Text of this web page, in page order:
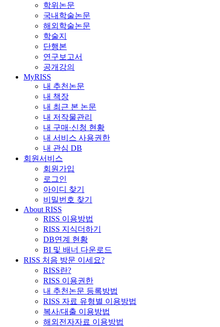
학위논문
국내학술논문
해외학술논문
학술지
단행본
연구보고서
공개강의
MyRISS
내 추천논문
내 책장
내 최근 본 논문
내 저작물관리
내 구매·신청 현황
내 서비스 사용권한
내 관심 DB
회원서비스
회원가입
로그인
아이디 찾기
비밀번호 찾기
About RISS
RISS 이용방법
RISS 지식더하기
DB연계 현황
BI 및 배너 다운로드
RISS 처음 방문 이세요?
RISS란?
RISS 이용권한
내 추천논문 등록방법
RISS 자료 유형별 이용방법
복사/대출 이용방법
해외전자자료 이용방법